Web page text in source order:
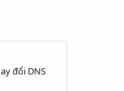
đổi DNS